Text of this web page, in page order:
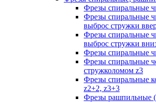
Фрезы спиральные
Фрезы спиральные
выброс стружки
Фрезы спиральные
выброс стружки
Фрезы спиральные
Фрезы спиральные
стружколомом z3
Фрезы спиральные
z2+2, z3+3
Фрезы рашпильные